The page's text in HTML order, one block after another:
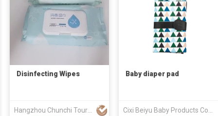
Disinfecting Wipes
Hangzhou Chunchi Touring Commodity Co., Ltd.
Baby diaper pad
Cixi Beiyu Baby Products Co.,Ltd